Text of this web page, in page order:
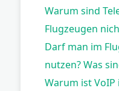
Warum sind
Flugzeugen
Darf man im
nutzen? Was
Warum ist VoIP